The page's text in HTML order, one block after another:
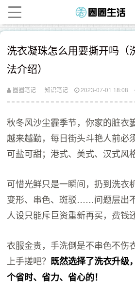
洗衣凝珠怎么用要撕开吗（
法介绍）
圈圈笔记 知识笔记 2023-07-01 18:08
秋冬风沙尘霾季节，你家的脏衣
越来越勤，每日街头斗艳人前必
可盐可甜；港式、美式、汉式风
可惜光鲜只是一瞬间，扔到洗衣
变形、串色、斑驳……问题层出
人设只能斥巨资重新再买，费钱
衣服金贵，手洗倒是不串色不伤
上手搓吧？ 既然选择了洗衣升级
个省时、省力、省心的！